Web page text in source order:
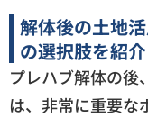
解体後の土地
の選択肢を紹介
プレハブ解体の後
は、非常に重要な